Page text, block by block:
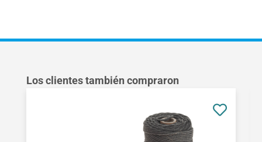
Omitir la galería de productos
Los clientes también compraron